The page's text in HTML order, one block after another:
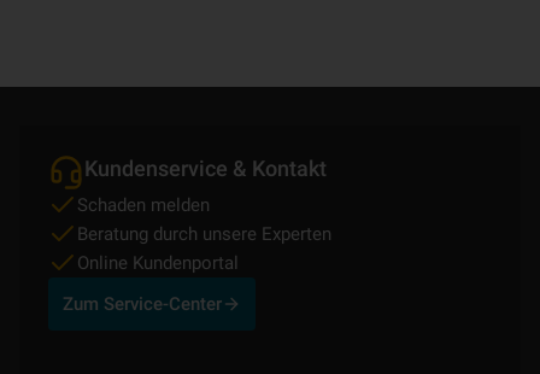
Kundenservice & Kontakt
Schaden melden
Beratung durch unsere Experten
Online Kundenportal
Zum Service-Center